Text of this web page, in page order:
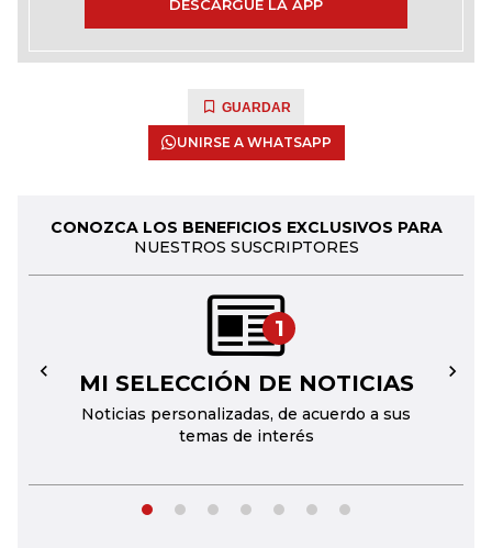
DESCARGUE LA APP
GUARDAR
UNIRSE A WHATSAPP
CONOZCA LOS BENEFICIOS EXCLUSIVOS PARA
NUESTROS SUSCRIPTORES
1
MI SELECCIÓN DE NOTICIAS
Noticias personalizadas, de acuerdo a sus
temas de interés
← →